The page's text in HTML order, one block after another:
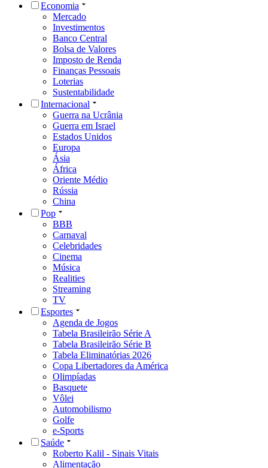
Economia
Mercado
Investimentos
Banco Central
Bolsa de Valores
Imposto de Renda
Finanças Pessoais
Loterias
Sustentabilidade
Internacional
Guerra na Ucrânia
Guerra em Israel
Estados Unidos
Europa
Ásia
África
Oriente Médio
Rússia
China
Pop
BBB
Carnaval
Celebridades
Cinema
Música
Realities
Streaming
TV
Esportes
Agenda de Jogos
Tabela Brasileirão Série A
Tabela Brasileirão Série B
Tabela Eliminatórias 2026
Copa Libertadores da América
Olimpíadas
Basquete
Vôlei
Automobilismo
Golfe
e-Sports
Saúde
Roberto Kalil - Sinais Vitais
Alimentação